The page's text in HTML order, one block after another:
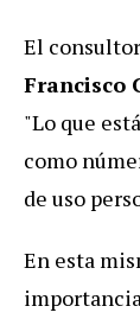
El
Francisco
"Lo que
como
de uso
En esta